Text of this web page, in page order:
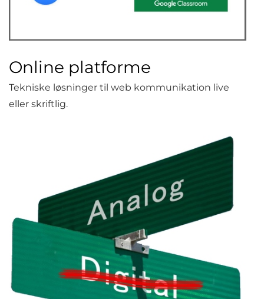
Online platforme
Tekniske løsninger til web kommunikation live
eller skriftlig.